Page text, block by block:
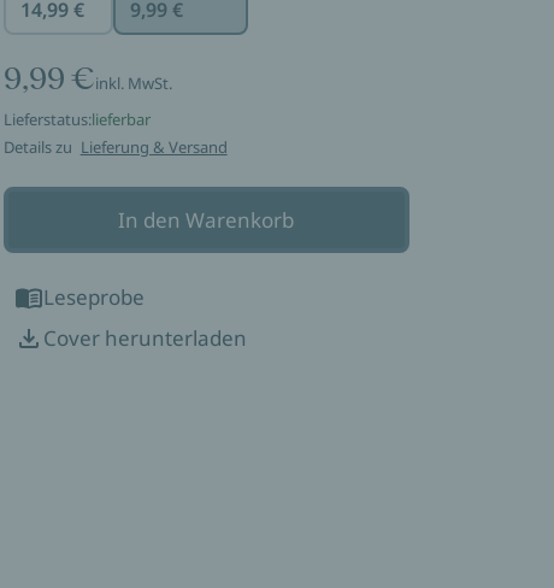
14,99 € 9,99 €
9,99 €inkl. MwSt.
Lieferstatus:lieferbar
Details zu Lieferung & Versand
In den Warenkorb
Leseprobe
Cover herunterladen